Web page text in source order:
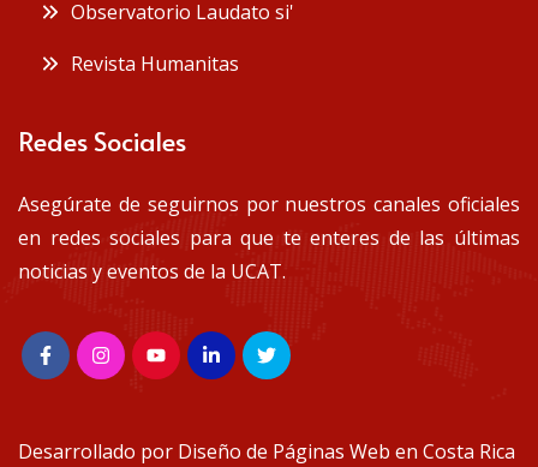
Observatorio Laudato si'
Revista Humanitas
Redes Sociales
Asegúrate de seguirnos por nuestros canales oficiales
en redes sociales para que te enteres de las últimas
noticias y eventos de la UCAT.
Desarrollado por Diseño de Páginas Web en Costa Rica